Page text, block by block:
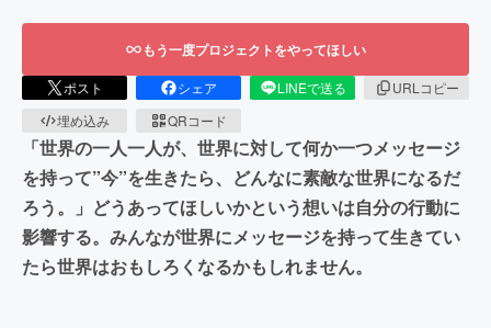
もう一度プロジェクトをやってほしい
ポスト シェア LINEで送る
URLコピー
埋め込み
QRコード
「世界の一人一人が、世界に対して何か一つメッセージ
を持って”今”を生きたら、どんなに素敵な世界になるだ
ろう。」どうあってほしいかという想いは自分の行動に
影響する。みんなが世界にメッセージを持って生きてい
たら世界はおもしろくなるかもしれません。